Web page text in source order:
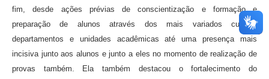
fim, desde ações prévias de conscientização e formação e
preparação de alunos através dos mais variados cursos,
departamentos e unidades acadêmicas até uma presença mais
incisiva junto aos alunos e junto a eles no momento de realização de
provas também. Ela também destacou o fortalecimento do